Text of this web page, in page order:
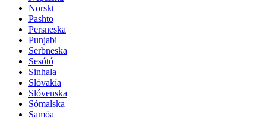
Norskt
Pashto
Persneska
Punjabi
Serbneska
Sesótó
Sinhala
Slóvakía
Slóvenska
Sómalska
Samóa